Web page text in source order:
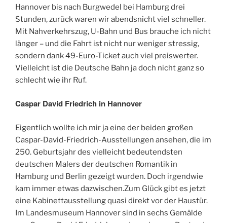
Hannover bis nach Burgwedel bei Hamburg drei
Stunden, zurück waren wir abendsnicht viel schneller.
Mit Nahverkehrszug, U-Bahn und Bus brauche ich nicht
länger – und die Fahrt ist nicht nur weniger stressig,
sondern dank 49-Euro-Ticket auch viel preiswerter.
Vielleicht ist die Deutsche Bahn ja doch nicht ganz so
schlecht wie ihr Ruf.
Caspar David Friedrich in Hannover
Eigentlich wollte ich mir ja eine der beiden großen
Caspar-David-Friedrich-Ausstellungen ansehen, die im
250. Geburtsjahr des vielleicht bedeutendsten
deutschen Malers der deutschen Romantik in
Hamburg und Berlin gezeigt wurden. Doch irgendwie
kam immer etwas dazwischen.Zum Glück gibt es jetzt
eine Kabinettausstellung quasi direkt vor der Haustür.
Im Landesmuseum Hannover sind in sechs Gemälde